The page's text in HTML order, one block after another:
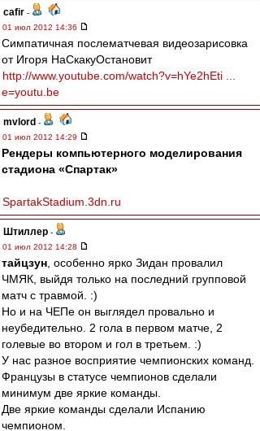
cafir -
01 июл 2012 14:36
Симпатичная послематчевая видеозарисовка
от Игоря НаСкакуОстановит
http://www.youtube.com/watch?v=hYe2hEti ...
e=youtu.be
mvlord -
01 июл 2012 14:29
Рендеры компьютерного моделирования
стадиона «Спартак»
SpartakStadium.3dn.ru
Штиллер -
01 июл 2012 14:28
тайцзун , особенно ярко Зидан провалил
ЧМЯК, выйдя только на последний групповой
матч с травмой. :)
Но и на ЧЕПе он выглядел провально и
неубедительно. 2 гола в первом матче, 2
голевые во втором и гол в третьем. :)
У нас разное восприятие чемпионских команд.
Французы в статусе чемпионов сделали
минимум две яркие команды.
Две яркие команды сделали Испанию
чемпионом.